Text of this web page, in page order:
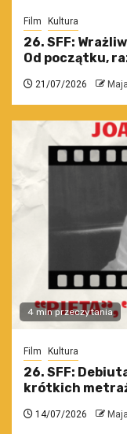
Film Kultura
26. SFF:
Od początku,
21/07/2026
4 min przeczytania
Film Kultura
26. SFF:
krótkich
14/07/2026